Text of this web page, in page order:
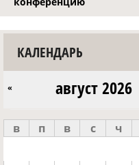
КАЛЕНДАРЬ
август 2026
«
в п в с ч